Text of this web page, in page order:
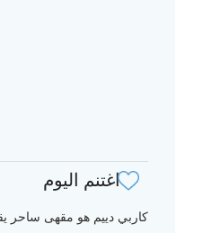
اغتنم اليوم
كاربي دييم هو مقهى ساحر